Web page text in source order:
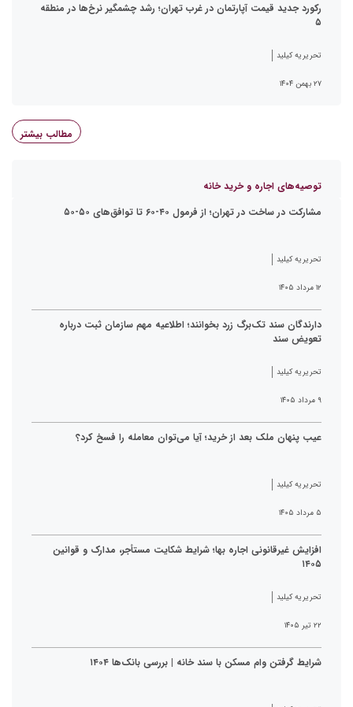
رکورد جدید قیمت آپارتمان در غرب تهران؛ رشد چشمگیر نرخ‌ها در منطقه
۵
تحریریه کیلید
۲۷ بهمن ۱۴۰۴
مطالب بیشتر
توصیه‌های اجاره و خرید خانه
مشارکت در ساخت در تهران؛ از فرمول ۴۰-۶۰ تا توافق‌های ۵۰-۵۰
تحریریه کیلید
۱۲ مرداد ۱۴۰۵
دارندگان سند تک‌برگ زرد بخوانند؛ اطلاعیه مهم سازمان ثبت درباره
تعویض سند
تحریریه کیلید
۹ مرداد ۱۴۰۵
عیب پنهان ملک بعد از خرید؛ آیا می‌توان معامله را فسخ کرد؟
تحریریه کیلید
۵ مرداد ۱۴۰۵
افزایش غیرقانونی اجاره بها؛ شرایط شکایت مستأجر، مدارک و قوانین
۱۴۰۵
تحریریه کیلید
۲۲ تیر ۱۴۰۵
شرایط گرفتن وام مسکن با سند خانه | بررسی بانک‌ها ۱۴۰۴